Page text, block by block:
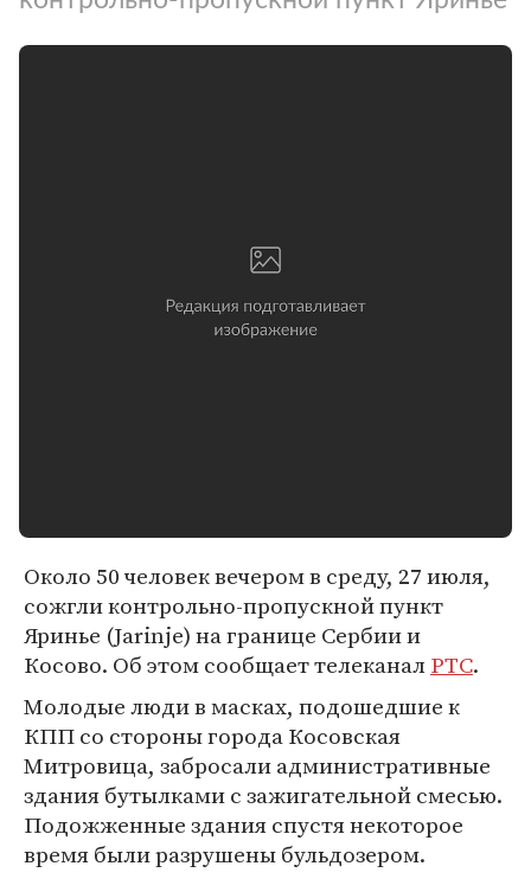
Около 50 человек вечером в среду, 27 июля,
сожгли контрольно-пропускной пункт
Яринье (Jarinje) на границе Сербии и
Косово. Об этом сообщает телеканалРТС.
Молодые люди в масках, подошедшие к
КПП со стороны города Косовская
Митровица, забросали административные
здания бутылками с зажигательной смесью.
Подожженные здания спустя некоторое
время были разрушены бульдозером.